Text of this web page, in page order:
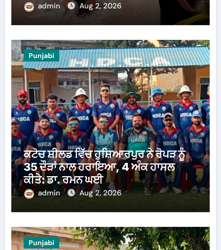
admin Aug 2, 2026
Punjabi
ਕਟੋਚ ਸ਼ੀਲਡ ਵਿੱਚ ਹੁਸ਼ਿਆਰਪੁਰ ਨੇ ਰੋਪੜ ਨੂੰ
35 ਦੌੜਾਂ ਨਾਲ ਹਰਾਇਆ, 4 ਅੰਕ ਹਾਸਲ
ਕੀਤੇ: ਡਾ. ਰਮਨ ਘਈ
admin Aug 2, 2026
Punjabi